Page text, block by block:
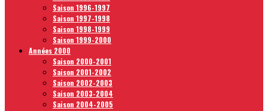
Saison 1996-1997
Saison 1997-1998
Saison 1998-1999
Saison 1999-2000
Années 2000
Saison 2000-2001
Saison 2001-2002
Saison 2002-2003
Saison 2003-2004
Saison 2004-2005